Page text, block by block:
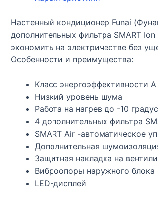
Настенный кондиционер Funai
дополнительных фильтра SMART
экономить на электричестве без
Особенности и преимущества:
Класс энергоэффективности A
Низкий уровень шума
Работа на нагрев до -10
4 дополнительных фильтра
SMART Air -автоматическое
Дополнительная
Защитная накладка на вентили
Виброопоры наружного блока
LED-дисплей